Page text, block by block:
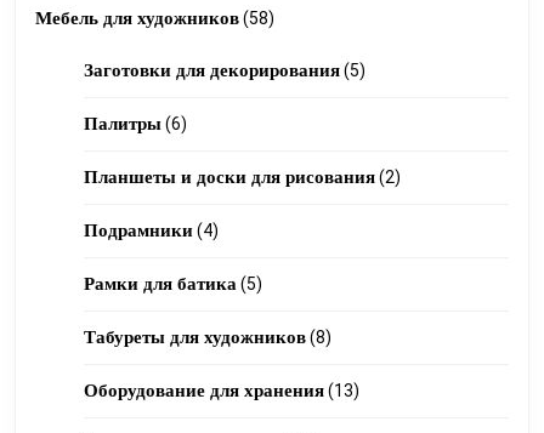
products
Мебель для художников 5858
products
Заготовки для декорирования 55
Палитры 66
products
Планшеты и доски для рисования 22
Подрамники 44
products
Рамки для батика 55
products
Табуреты для художников 88
products
Оборудование для хранения 1313